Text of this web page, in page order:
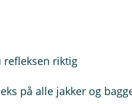
stillegående elbiler
over trafikkbildet.
refleksen riktig
på alle jakker og